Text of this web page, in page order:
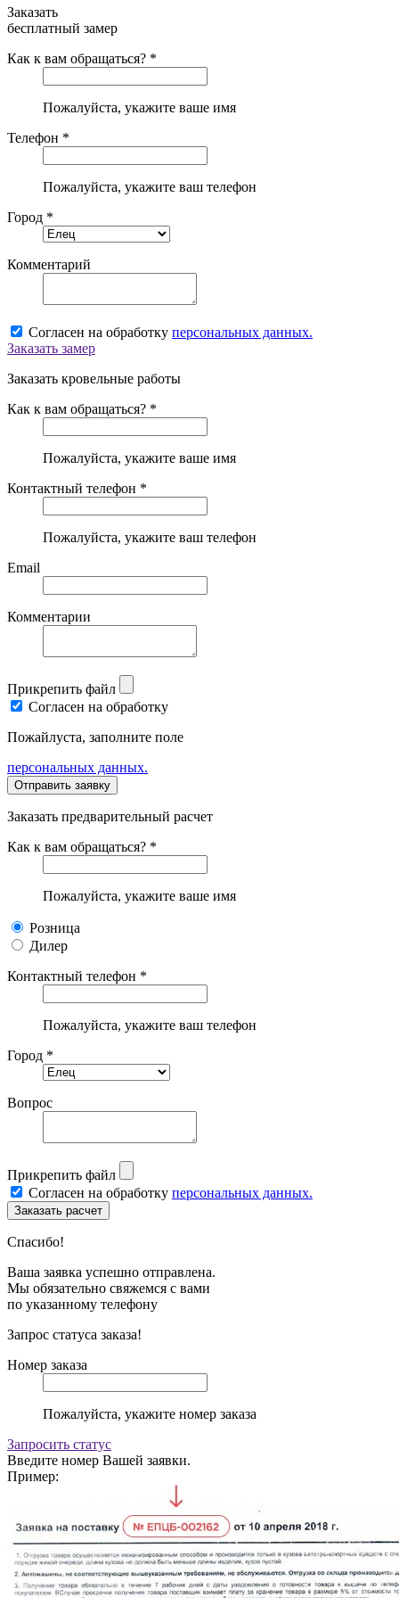
Заказать
бесплатный замер
Как к вам обращаться? *
Пожалуйста, укажите ваше имя
Телефон *
Пожалуйста, укажите ваш телефон
Город *
Комментарий
Согласен на обработку персональных данных.
Заказать замер
Заказать кровельные работы
Как к вам обращаться? *
Пожалуйста, укажите ваше имя
Контактный телефон *
Пожалуйста, укажите ваш телефон
Email
Комментарии
Прикрепить файл
Согласен на обработку
Пожайлуста, заполните поле
персональных данных.
Заказать предварительный расчет
Как к вам обращаться? *
Пожалуйста, укажите ваше имя
Розница
Дилер
Контактный телефон *
Пожалуйста, укажите ваш телефон
Город *
Вопрос
Прикрепить файл
Согласен на обработку персональных данных.
Спасибо!
Ваша заявка успешно отправлена.
Мы обязательно свяжемся с вами
по указанному телефону
Запрос статуса заказа!
Номер заказа
Пожалуйста, укажите номер заказа
Запросить статус
Введите номер Вашей заявки.
Пример: